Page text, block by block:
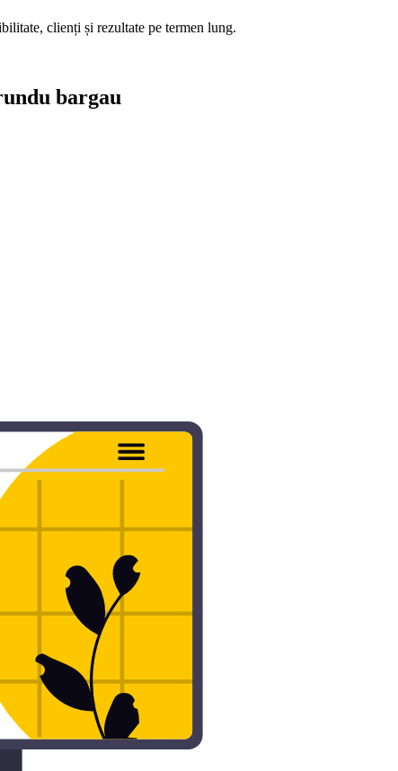
clienți și rezultate pe termen lung.
bargau